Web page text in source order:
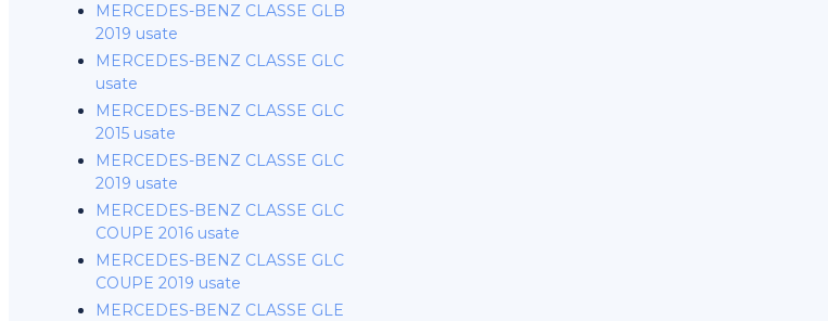
MERCEDES-BENZ CLASSE GLB
2019 usate
MERCEDES-BENZ CLASSE GLC
usate
MERCEDES-BENZ CLASSE GLC
2015 usate
MERCEDES-BENZ CLASSE GLC
2019 usate
MERCEDES-BENZ CLASSE GLC
COUPE 2016 usate
MERCEDES-BENZ CLASSE GLC
COUPE 2019 usate
MERCEDES-BENZ CLASSE GLE